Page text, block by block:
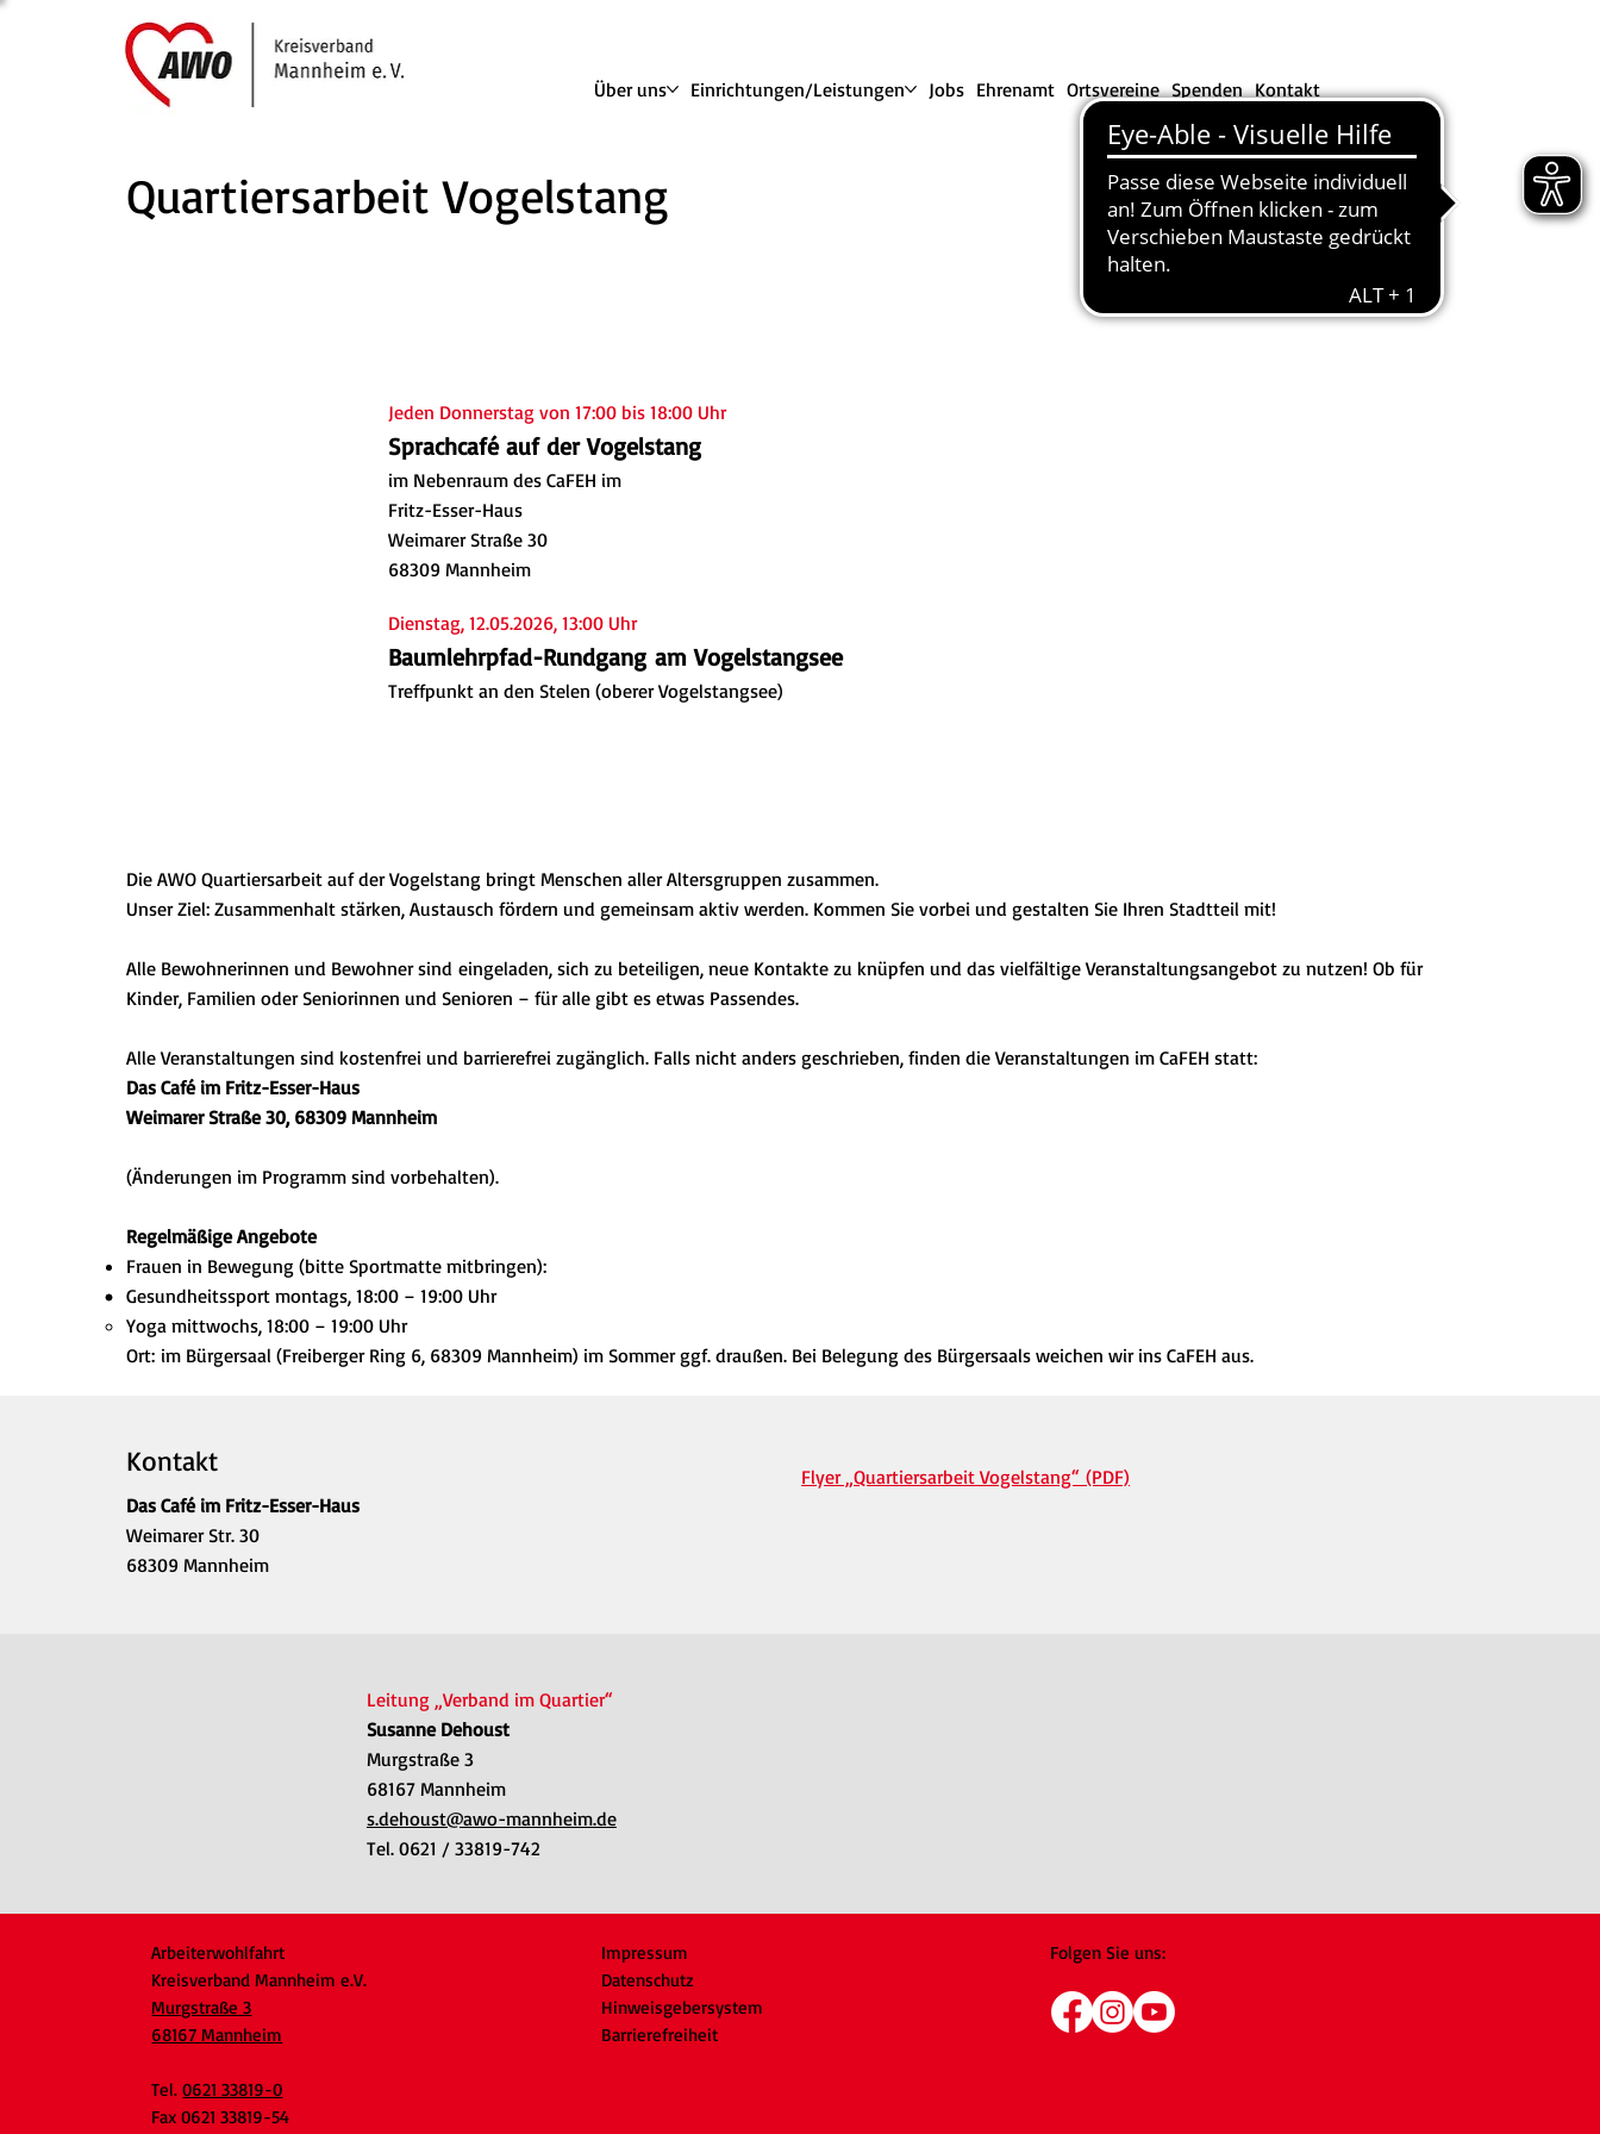
Über uns Einrichtungen/Leistungen Jobs Ehrenamt Ortsvereine Spenden Kontakt
Quartiersarbeit Vogelstang
Jeden Donnerstag von 17:00 bis 18:00 Uhr
Sprachcafé auf der Vogelstang
im Nebenraum des CaFEH im
Fritz-Esser-Haus
Weimarer Straße 30
68309 Mannheim
Dienstag, 12.05.2026, 13:00 Uhr
Baumlehrpfad-Rundgangam Vogelstangsee
Treffpunkt an den Stelen (oberer Vogelstangsee)
Die AWO Quartiersarbeit auf der Vogelstang bringt Menschen aller Altersgruppen zusammen.
Unser Ziel: Zusammenhalt stärken, Austausch fördern und gemeinsam aktiv werden. Kommen Sie vorbei und gestalten Sie Ihren Stadtteil mit!
Alle Bewohnerinnen und Bewohner sind eingeladen, sich zu beteiligen, neue Kontakte zu knüpfen und das vielfältige Veranstaltungsangebot zu nutzen! Ob für
Kinder, Familien oder Seniorinnen und Senioren – für alle gibt es etwas Passendes.
Alle Veranstaltungen sind kostenfrei und barrierefrei zugänglich. Falls nicht anders geschrieben, finden die Veranstaltungen im CaFEH statt:
Das Café im Fritz-Esser-Haus
Weimarer Straße 30, 68309 Mannheim
(Änderungen im Programm sind vorbehalten).
Regelmäßige Angebote
Frauen in Bewegung (bitte Sportmatte mitbringen):
Gesundheitssport montags, 18:00 – 19:00 Uhr
Yoga mittwochs, 18:00 – 19:00 Uhr
Ort: im Bürgersaal (Freiberger Ring 6, 68309 Mannheim) im Sommer ggf. draußen. Bei Belegung des Bürgersaals weichen wir ins CaFEH aus.
Leitung „Verband im Quartier“
Susanne Dehoust
Murgstraße 3
68167 Mannheim
s.dehoust@awo-mannheim.de
Tel. 0621 / 33819-742
Kontakt
Das Café im Fritz-Esser-Haus
Weimarer Str. 30
68309 Mannheim
Flyer „Quartiersarbeit Vogelstang“ (PDF)
Arbeiterwohlfahrt
Kreisverband Mannheim e.V.
Murgstraße 3
68167 Mannheim
Tel.0621 33819-0
Fax 0621 33819-54
Impressum
Datenschutz
Hinweisgebersystem
Barrierefreiheit
Folgen Sie uns: